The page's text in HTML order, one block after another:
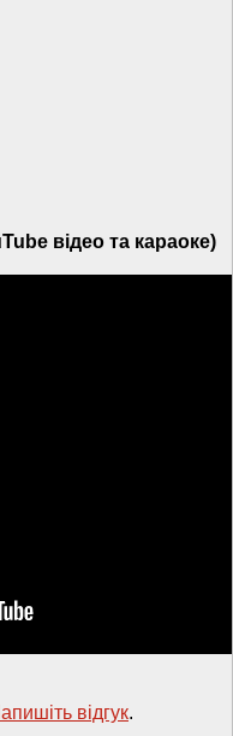
відео та караоке)
вiдгук.